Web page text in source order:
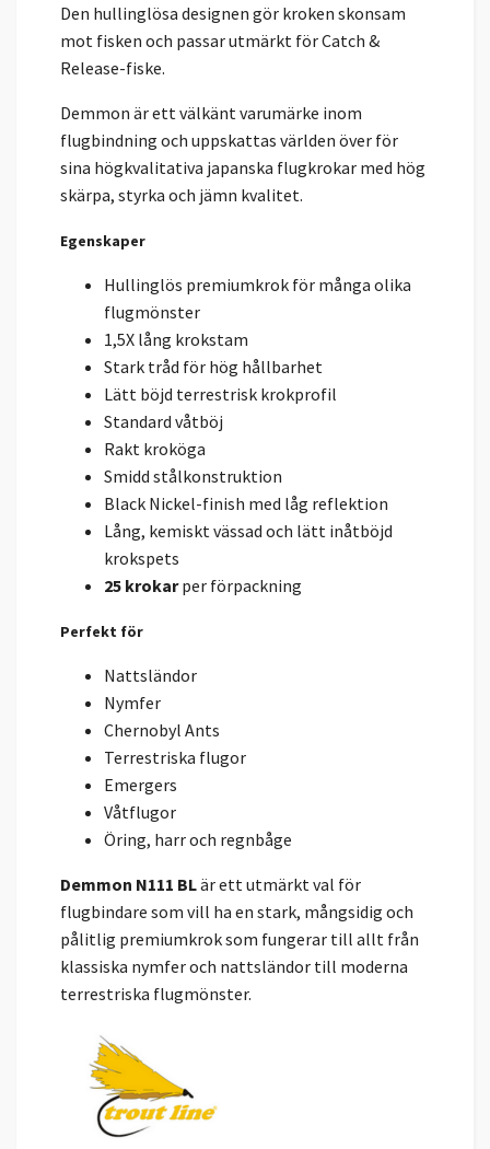
Den hullinglösa designen gör kroken skonsam
mot fisken och passar utmärkt för Catch &
Release-fiske.
Demmon är ett välkänt varumärke inom
flugbindning och uppskattas världen över för
sina högkvalitativa japanska flugkrokar med hög
skärpa, styrka och jämn kvalitet.
Egenskaper
Hullinglös premiumkrok för många olika
flugmönster
1,5X lång krokstam
Stark tråd för hög hållbarhet
Lätt böjd terrestrisk krokprofil
Standard våtböj
Rakt kroköga
Smidd stålkonstruktion
Black Nickel-finish med låg reflektion
Lång, kemiskt vässad och lätt inåtböjd
krokspets
25 krokarper förpackning
Perfekt för
Nattsländor
Nymfer
Chernobyl Ants
Terrestriska flugor
Emergers
Våtflugor
Öring, harr och regnbåge
Demmon N111 BLär ett utmärkt val för
flugbindare som vill ha en stark, mångsidig och
pålitlig premiumkrok som fungerar till allt från
klassiska nymfer och nattsländor till moderna
terrestriska flugmönster.